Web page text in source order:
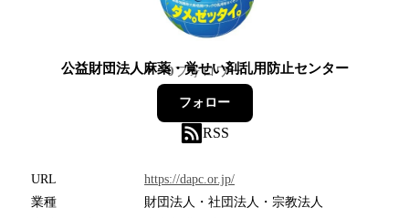
公益財団法人麻薬・覚せい剤乱用防止センター
0フォロワー
フォロー
RSS
URL
https://dapc.or.jp/
業種
財団法人・社団法人・宗教法人